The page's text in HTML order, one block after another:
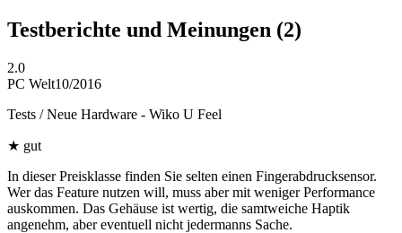
Testberichte und Meinungen (2)
2.0
PC Welt10/2016
Tests / Neue Hardware - Wiko U Feel
★ gut
In dieser Preisklasse finden Sie selten einen Fingerabdrucksensor.
Wer das Feature nutzen will, muss aber mit weniger Performance
auskommen. Das Gehäuse ist wertig, die samtweiche Haptik
angenehm, aber eventuell nicht jedermanns Sache.